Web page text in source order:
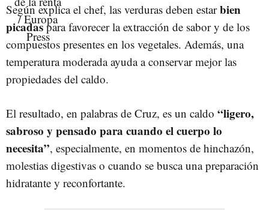
Según explica el chef, las verduras deben estarbien
picadaspara favorecer la extracción de sabor y de los
compuestos presentes en los vegetales. Además, una
temperatura moderada ayuda a conservar mejor las
propiedades del caldo.
El resultado, en palabras de Cruz, es un caldo “ligero,
sabroso y pensado para cuando el cuerpo lo
necesita”, especialmente, en momentos de hinchazón,
molestias digestivas o cuando se busca una preparación
hidratante y reconfortante.